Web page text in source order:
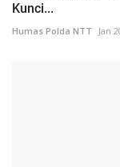
Kunci...
Humas Polda NTT Jan